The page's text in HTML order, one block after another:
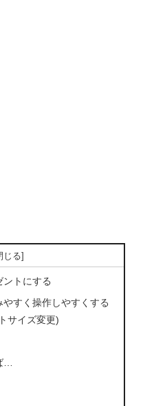
トにする
すく操作しやすくする
サイズ変更)
…